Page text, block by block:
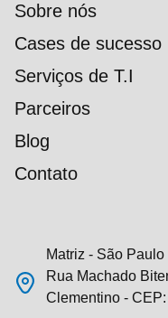
Sobre nós
Cases de sucesso
Serviços de T.I
Parceiros
Blog
Contato
Matriz - São Paulo
Rua Machado
Clementino -